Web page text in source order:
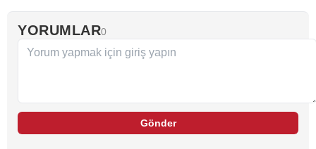
YORUMLAR0
Gönder